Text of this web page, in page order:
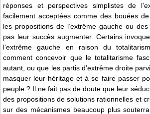
réponses et perspectives simplistes de
facilement acceptées comme des bouées
les propositions de l’extrême gauche ou
pas leur succès augmenter. Certains
l’extrême gauche en raison du
comment concevoir que le totalitarisme
autant, ou que les partis d’extrême droite
masquer leur héritage et à se faire passer
peuple ? Il ne fait pas de doute que leur
des propositions de solutions rationnelles et
sur des mécanismes beaucoup plus